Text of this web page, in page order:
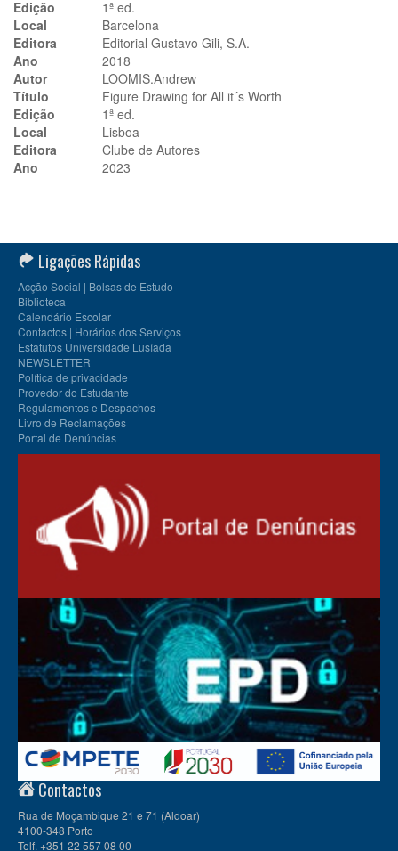
Edição
1ª ed.
Local
Barcelona
Editora
Editorial Gustavo Gili, S.A.
Ano
2018
Autor
LOOMIS.Andrew
Título
Figure Drawing for All it´s Worth
Edição
1ª ed.
Local
Lisboa
Editora
Clube de Autores
Ano
2023
Ligações Rápidas
Acção Social | Bolsas de Estudo
Biblioteca
Calendário Escolar
Contactos | Horários dos Serviços
Estatutos Universidade Lusíada
NEWSLETTER
Política de privacidade
Provedor do Estudante
Regulamentos e Despachos
Livro de Reclamações
Portal de Denúncias
Contactos
Rua de Moçambique 21 e 71 (Aldoar)
4100-348 Porto
Telf. +351 22 557 08 00